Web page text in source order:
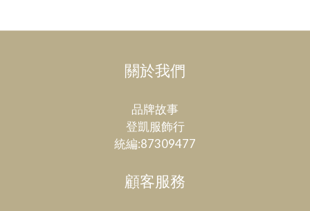
關於我們
品牌故事
登凱服飾行
統編:87309477
顧客服務